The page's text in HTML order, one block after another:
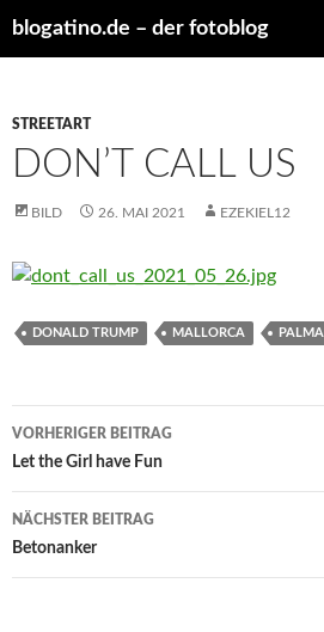
blogatino.de – der fotoblog
STREETART
DON’T CALL US
BILD 26. MAI 2021 EZEKIEL12
DONALD TRUMP MALLORCA PALMA
Beitragsnavigation
VORHERIGER BEITRAG
Let the Girl have Fun
NÄCHSTER BEITRAG
Betonanker